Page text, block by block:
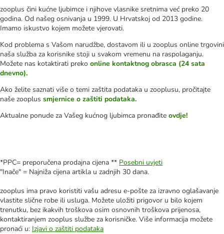
zooplus čini kućne ljubimce i njihove vlasnike sretnima već preko 20
godina. Od našeg osnivanja u 1999. U Hrvatskoj od 2013 godine.
Imamo iskustvo kojem možete vjerovati.
Kod problema s Vašom narudžbe, dostavom ili u zooplus online trgovini
naša služba za korisnike stoji u svakom vremenu na raspolaganju.
Možete nas kotaktirati preko online kontaktnog obrasca (24 sata
dnevno).
Ako želite saznati više o temi zaštita podataka u zooplusu, pročitajte
naše zooplus smjernice o zaštiti podataka.
Aktualne ponude za Vašeg kućnog ljubimca pronađite ovdje!
*PPC= preporučena prodajna cijena ** Posebni uvjeti
"Inače" = Najniža cijena artikla u zadnjih 30 dana.
zooplus ima pravo koristiti vašu adresu e-pošte za izravno oglašavanje
vlastite slične robe ili usluga. Možete uložiti prigovor u bilo kojem
trenutku, bez ikakvih troškova osim osnovnih troškova prijenosa,
kontaktiranjem zooplus službe za korisničke. Više informacija možete
pronaći u: Izjavi o zaštiti podataka